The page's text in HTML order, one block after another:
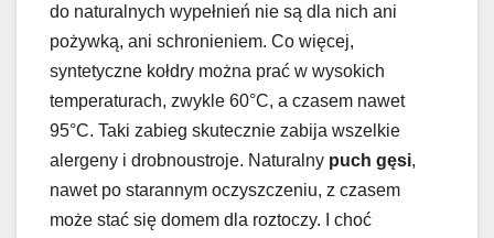
do naturalnych wypełnień nie są dla nich ani
pożywką, ani schronieniem. Co więcej,
syntetyczne kołdry można prać w wysokich
temperaturach, zwykle 60°C, a czasem nawet
95°C. Taki zabieg skutecznie zabija wszelkie
alergeny i drobnoustroje. Naturalny puch gęsi,
nawet po starannym oczyszczeniu, z czasem
może stać się domem dla roztoczy. I choć